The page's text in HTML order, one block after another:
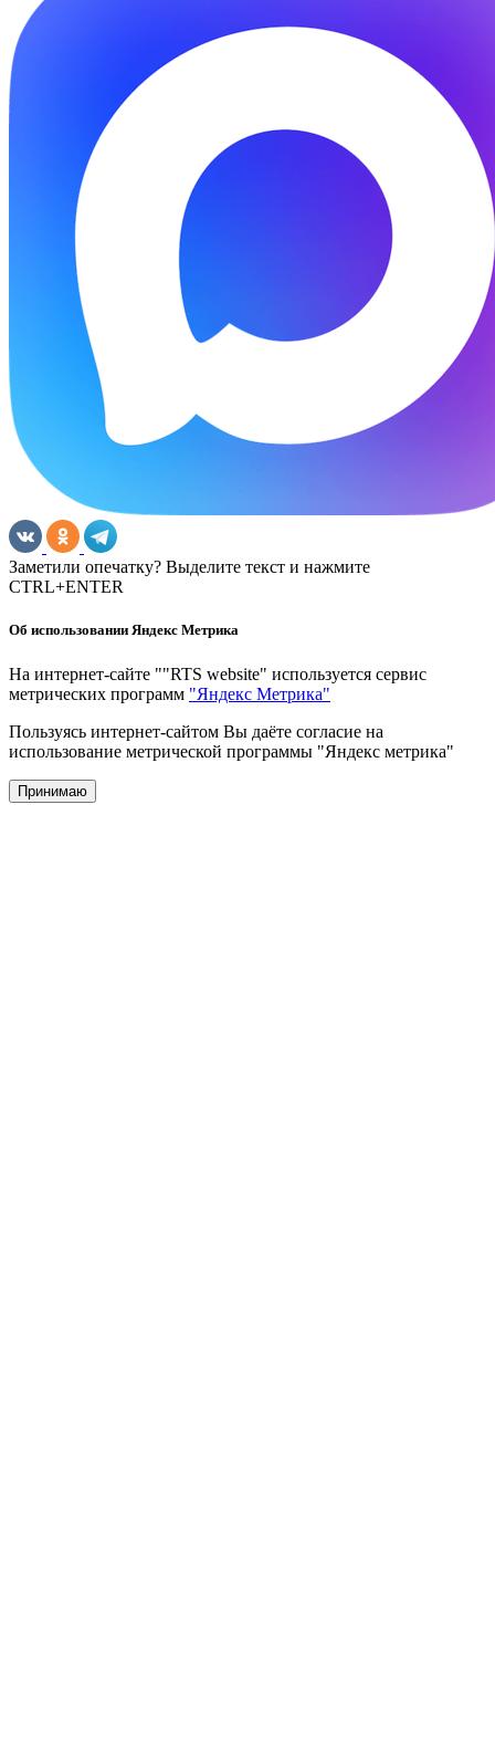
Заметили опечатку? Выделите текст и нажмите
CTRL+ENTER
Об использовании Яндекс Метрика
На интернет-сайте ""RTS website" используется сервис
метрических программ "Яндекс Метрика"
Пользуясь интернет-сайтом Вы даёте согласие на
использование метрической программы "Яндекс метрика"
Принимаю